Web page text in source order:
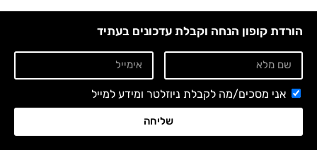
הורדת קופון הנחה וקבלת עדכונים בעתיד
אני מסכים/מה לקבלת ניוזלטר ומידע למייל
שליחה